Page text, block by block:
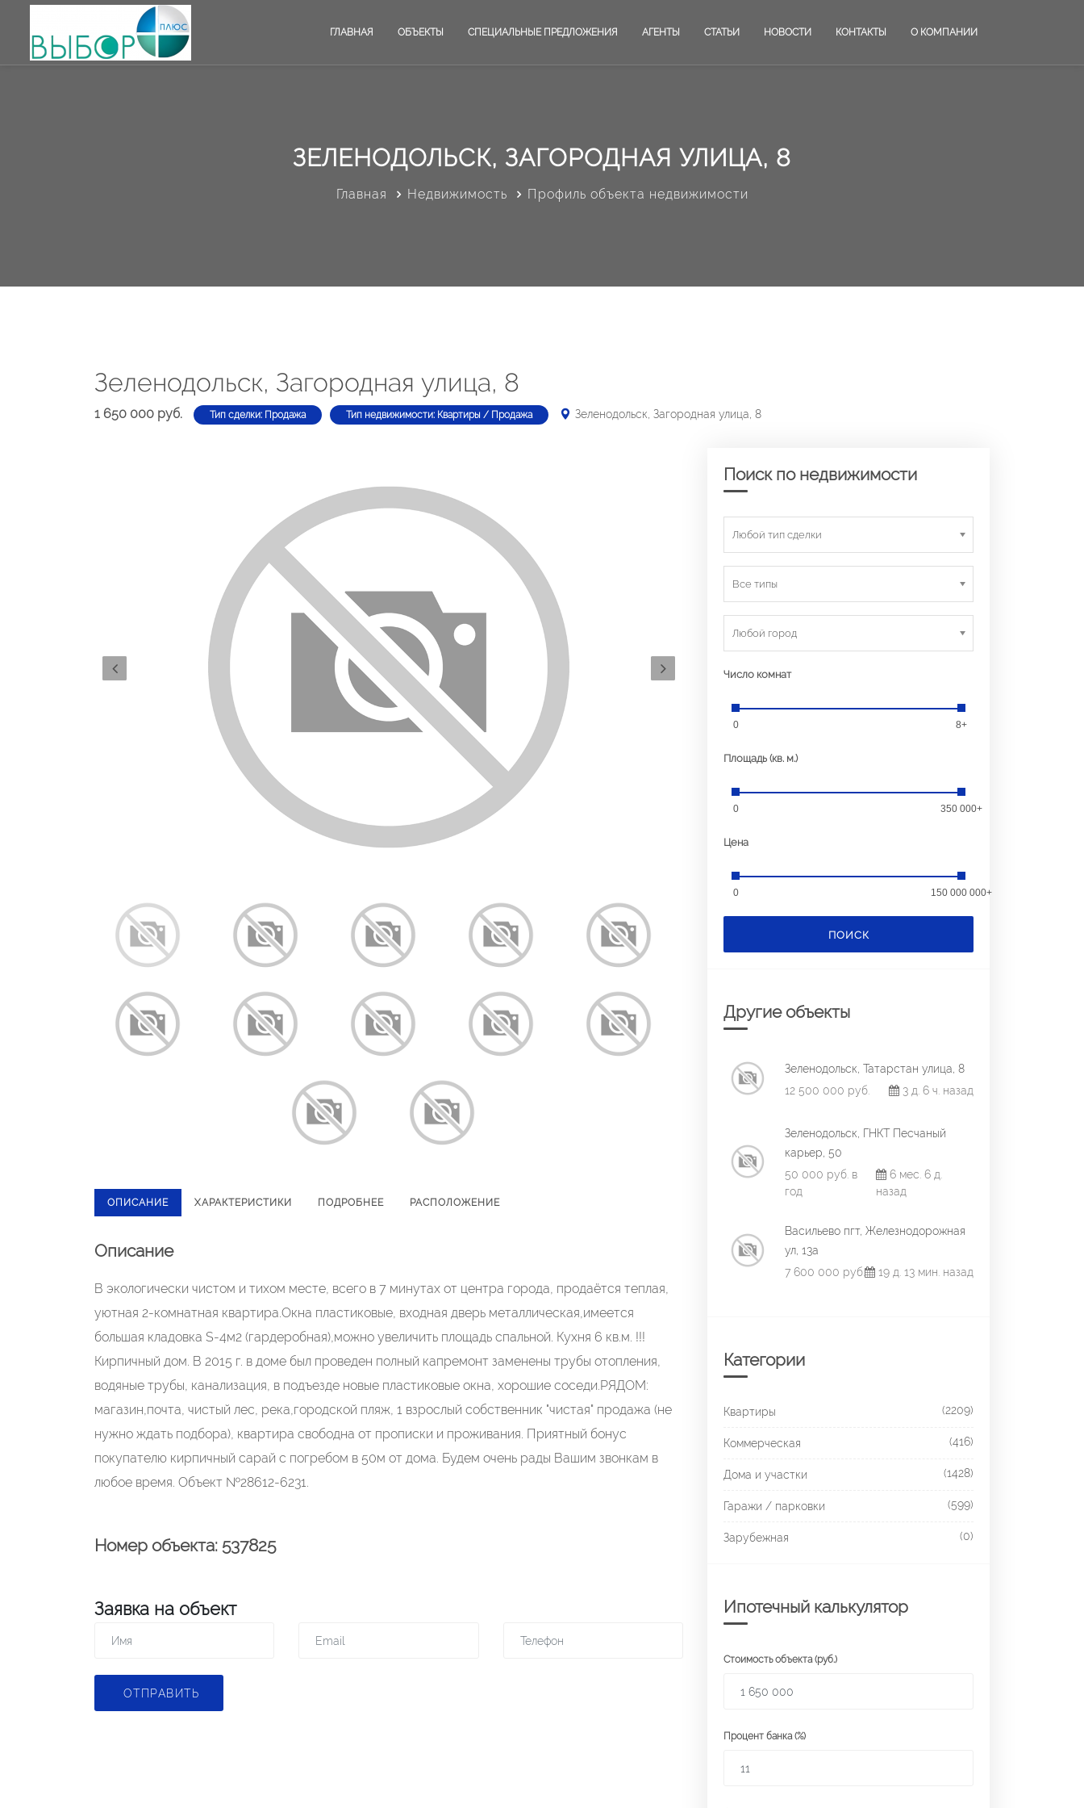
ГЛАВНАЯ ОБЪЕКТЫ СПЕЦИАЛЬНЫЕ ПРЕДЛОЖЕНИЯ АГЕНТЫ СТАТЬИ НОВОСТИ КОНТАКТЫ О КОМПАНИИ
ЗЕЛЕНОДОЛЬСК, ЗАГОРОДНАЯ УЛИЦА, 8
Главная Недвижимость Профиль объекта недвижимости
Зеленодольск, Загородная улица, 8
1 650 000 руб. Тип сделки: Продажа Тип недвижимости: Квартиры / Продажа Зеленодольск, Загородная улица, 8
ОПИСАНИЕ ХАРАКТЕРИСТИКИ ПОДРОБНЕЕ РАСПОЛОЖЕНИЕ
Описание
В экологически чистом и тихом месте, всего в 7 минутах от центра города, продаётся теплая,
уютная 2-комнатная квартира.Окна пластиковые, входная дверь металлическая,имеется
большая кладовка S-4м2 (гардеробная),можно увеличить площадь спальной. Кухня 6 кв.м. !!!
Кирпичный дом. В 2015 г. в доме был проведен полный капремонт заменены трубы отопления,
водяные трубы, канализация, в подъезде новые пластиковые окна, хорошие соседи.РЯДОМ:
магазин,почта, чистый лес, река,городской пляж, 1 взрослый собственник "чистая" продажа (не
нужно ждать подбора), квартира свободна от прописки и проживания. Приятный бонус
покупателю кирпичный сарай с погребом в 50м от дома. Будем очень рады Вашим звонкам в
любое время. Объект №28612-6231.
Номер объекта: 537825
Заявка на объект
ОТПРАВИТЬ
Поиск по недвижимости
Любой тип сделки
Все типы
Любой город
Число комнат
0 8+
Площадь (кв. м.)
0 350 000+
Цена
0 150 000 000+
ПОИСК
Другие объекты
Зеленодольск, Татарстан улица, 8
12 500 000 руб.
3 д. 6 ч. назад
Зеленодольск, ГНКТ Песчаный
карьер, 50
50 000 руб. в
год
6 мес. 6 д.
назад
Васильево пгт, Железнодорожная
ул, 13а
7 600 000 руб.
19 д. 13 мин. назад
Категории
Квартиры (2209)
Коммерческая (416)
Дома и участки (1428)
Гаражи / парковки (599)
Зарубежная (0)
Ипотечный калькулятор
Стоимость объекта (руб.)
Процент банка (%)